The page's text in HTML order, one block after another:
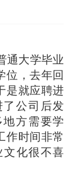
大学毕业
位，去年回
是就应聘进
公司后发
方需要学
作时间非常
化很不喜